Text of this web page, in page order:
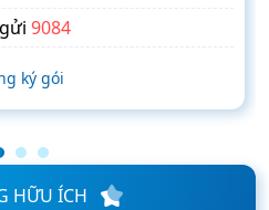
gửi 9084
ký gói
HỮU ÍCH